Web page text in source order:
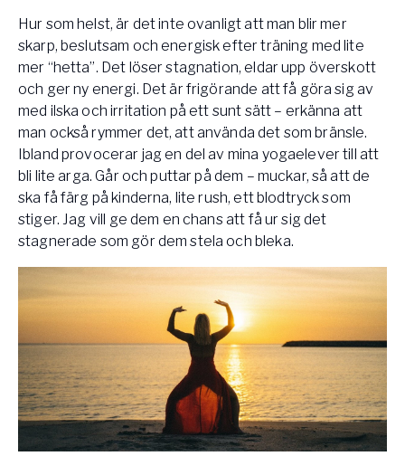
Hur som helst, är det inte ovanligt att man blir mer
skarp, beslutsam och energisk efter träning med lite
mer “hetta”. Det löser stagnation, eldar upp överskott
och ger ny energi. Det är frigörande att få göra sig av
med ilska och irritation på ett sunt sätt – erkänna att
man också rymmer det, att använda det som bränsle.
Ibland provocerar jag en del av mina yogaelever till att
bli lite arga. Går och puttar på dem – muckar, så att de
ska få färg på kinderna, lite rush, ett blodtryck som
stiger. Jag vill ge dem en chans att få ur sig det
stagnerade som gör dem stela och bleka.